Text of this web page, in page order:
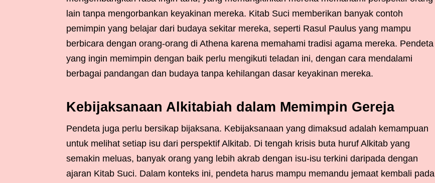
lain tanpa mengorbankan keyakinan mereka. Kitab Suci memberikan banyak contoh
pemimpin yang belajar dari budaya sekitar mereka, seperti Rasul Paulus yang mampu
berbicara dengan orang-orang di Athena karena memahami tradisi agama mereka. Pendeta
yang ingin memimpin dengan baik perlu mengikuti teladan ini, dengan cara mendalami
berbagai pandangan dan budaya tanpa kehilangan dasar keyakinan mereka.
Kebijaksanaan Alkitabiah dalam Memimpin Gereja
Pendeta juga perlu bersikap bijaksana. Kebijaksanaan yang dimaksud adalah kemampuan
untuk melihat setiap isu dari perspektif Alkitab. Di tengah krisis buta huruf Alkitab yang
semakin meluas, banyak orang yang lebih akrab dengan isu-isu terkini daripada dengan
ajaran Kitab Suci. Dalam konteks ini, pendeta harus mampu memandu jemaat kembali pada